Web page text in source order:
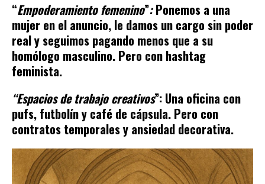
“Empoderamiento femenino”:Ponemos a una
mujer en el anuncio, le damos un cargo sin poder
real y seguimos pagando menos que a su
homólogo masculino. Pero con hashtag
feminista.
“Espacios de trabajo creativos”: Una oficina con
pufs, futbolín y café de cápsula. Pero con
contratos temporales y ansiedad decorativa.